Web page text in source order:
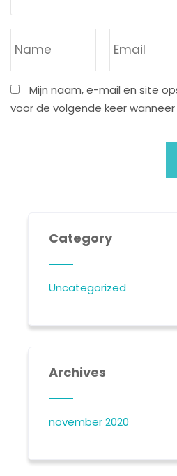
Mijn naam, e-mail en site
voor de volgende keer
Category
Uncategorized
Archives
november 2020